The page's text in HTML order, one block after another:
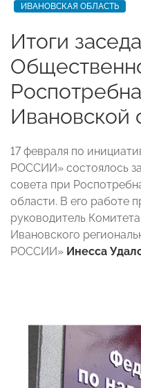
ИВАНОВСКАЯ ОБЛАСТЬ
Итоги
Ивановской
17 февраля по
РОССИИ» состоялось
совета при
области. В его работе
руководитель
Ивановского
РОССИИ» Инесса